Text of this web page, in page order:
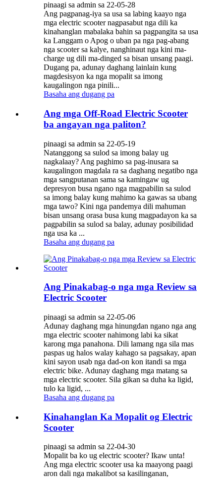
pinaagi sa admin sa 22-05-28
Ang pagpanag-iya sa usa sa labing kaayo nga
mga electric scooter nagpasabut nga dili ka
kinahanglan mabalaka bahin sa pagpangita sa usa
ka Langgam o Apog o uban pa nga pag-abang
nga scooter sa kalye, nanghinaut nga kini ma-
charge ug dili ma-dinged sa bisan unsang paagi.
Dugang pa, adunay daghang lainlain kung
magdesisyon ka nga mopalit sa imong
kaugalingon nga pinili...
Basaha ang dugang pa
Ang mga Off-Road Electric Scooter
ba angayan nga paliton?
pinaagi sa admin sa 22-05-19
Natanggong sa sulod sa imong balay ug
nagkalaay? Ang paghimo sa pag-inusara sa
kaugalingon magdala ra sa daghang negatibo nga
mga sangputanan sama sa kamingaw ug
depresyon busa ngano nga magpabilin sa sulod
sa imong balay kung mahimo ka gawas sa ubang
mga tawo? Kini nga pandemya dili mahuman
bisan unsang orasa busa kung magpadayon ka sa
pagpabilin sa sulod sa balay, adunay posibilidad
nga usa ka ...
Basaha ang dugang pa
Ang Pinakabag-o nga mga Review sa
Electric Scooter
pinaagi sa admin sa 22-05-06
Adunay daghang mga hinungdan ngano nga ang
mga electric scooter nahimong labi ka sikat
karong mga panahona. Dili lamang nga sila mas
paspas ug halos walay kahago sa pagsakay, apan
kini sayon ​​usab nga dad-on kon itandi sa mga
electric bike. Adunay daghang mga matang sa
mga electric scooter. Sila gikan sa duha ka ligid,
tulo ka ligid, ...
Basaha ang dugang pa
Kinahanglan Ka Mopalit og Electric
Scooter
pinaagi sa admin sa 22-04-30
Mopalit ba ko ug electric scooter? Ikaw unta!
Ang mga electric scooter usa ka maayong paagi
aron dali nga makalibot sa kasilinganan,